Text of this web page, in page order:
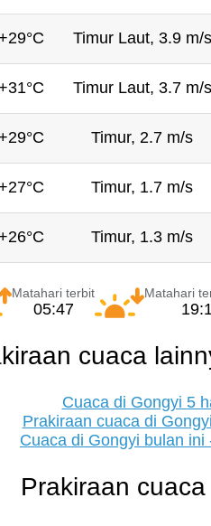
Timur Laut, 3.9 m/s
Timur Laut, 3.7 m/s
Timur, 2.7 m/s
Timur, 1.7 m/s
Timur, 1.3 m/s
Matahari terbit
05:47
Matahari
cuaca
Cuaca di Gongyi 5
Prakiraan cuaca di
Cuaca di Gongyi bulan ini
Prakiraan